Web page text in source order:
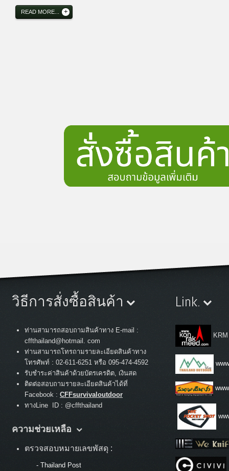
READ MORE...
วิธีการสั่งซื้อสินค้า
ท่านสามารถสอบถามสินค้าทาง E-mail :
cffthailand@hotmail. com
ท่านสามารถโทรถามรายละเอียดสินค้าทาง
โทรศัพท์ : 02-611-6251 หรือ 095-474-4592
รับชำระค่าสินค้าด้วยบัตรเครดิต, เงินสด
ติดต่อสอบถามรายละเอียดสินค้าได้ที่
Facebook : CFFsurvivaloutdoor
ทางLine ID : @cffthailand
ความช่วยเหลือ
ตรวจสอบหมายเลขพัสดุ :
- Thailand Post
Link.
KRM